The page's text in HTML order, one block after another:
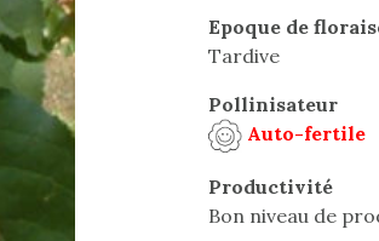
Epoque de
Tardive
Pollinisateur
Auto-fertile
Productivité
Bon niveau de